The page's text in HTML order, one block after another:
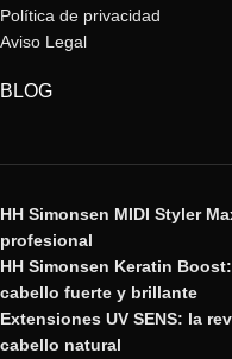
Política de privacidad
Aviso Legal
BLOG
HH Simonsen MIDI Styler
profesional
HH Simonsen Keratin
cabello fuerte y brillante
Extensiones UV SENS: la
cabello natural